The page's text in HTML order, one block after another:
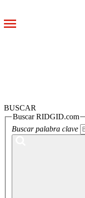
Toggle
BUSCAR
Buscar RIDGID.com
Buscar palabra clave